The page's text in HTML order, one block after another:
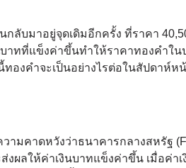
นกลับมาอยู่จุดเดิมอีกครั้ง ที่ราคา
บาทที่แข็งค่าขึ้นทำให้ราคาทองคำใ
องคำจะเป็นอย่างไรต่อในสัปดาห์
ามคาดหวังว่าธนาคารกลางสหรัฐ
ผลให้ค่าเงินบาทแข็งค่าขึ้น เมื่อค่า